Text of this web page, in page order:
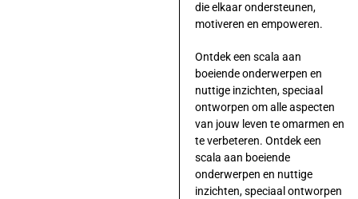
die elkaar ondersteunen,
motiveren en empoweren.
Ontdek een scala aan
boeiende onderwerpen en
nuttige inzichten, speciaal
ontworpen om alle aspecten
van jouw leven te omarmen en
te verbeteren. Ontdek een
scala aan boeiende
onderwerpen en nuttige
inzichten, speciaal ontworpen